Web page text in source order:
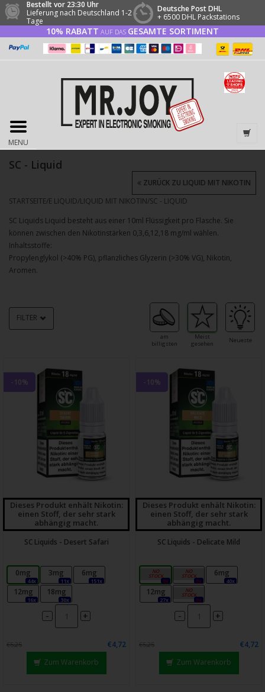
Bestellt vor 23:30 Uhr
Lieferung nach Deutschland 1-2
Tage
Deutsche Post DHL
+ 6500 DHL Packstations
10% RABATT AUF DAS GESAMTE SORTIMENT
MENU
SC - Liquid
STARTSEITE/E LIQUID/LIQUID MIT NIKOTIN/SC - LIQUID
ZURÜCK ZU LIQUID MIT NIKOTIN
SC Liquids Liquid besteht aus einer 10ml Flüssigkeit pro Flasche. Sie
können zwischen den Nikotinstärken 0,3,6,12,18 mg/ml wählen.
Inhaltsstoffe:
Propylenglykol (>40% PG), pflanzliches Glyzerin (>30% VG), Nikotin,
Aromen.
am
billigsten
Meist
gesehen
Neueste
FILTER
-10%
Dieses Produkt enhält Nikotin:
einen Stoff, der sehr stark
abhängig macht.
SC Liquids - Desert Safari
0mg
44x
3mg
11x
6mg
151x
12mg
16x
18mg
30x
- +
€5,25
€4,72
Zum Warenkorb
-10%
Dieses Produkt enhält Nikotin:
einen Stoff, der sehr stark
abhängig macht.
SC Liquids - Delicate Mild
0mg
0x
3mg
0x
6mg
40x
12mg
27x
18mg
0x
- +
€5,25
€4,72
Zum Warenkorb